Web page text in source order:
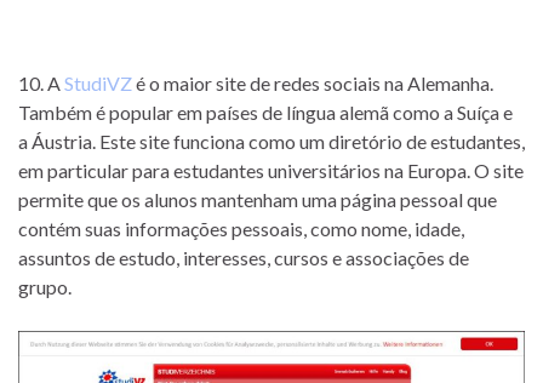
10. AStudiVZé o maior site de redes sociais na Alemanha.
Também é popular em países de língua alemã como a Suíça e
a Áustria. Este site funciona como um diretório de estudantes,
em particular para estudantes universitários na Europa. O site
permite que os alunos mantenham uma página pessoal que
contém suas informações pessoais, como nome, idade,
assuntos de estudo, interesses, cursos e associações de
grupo.